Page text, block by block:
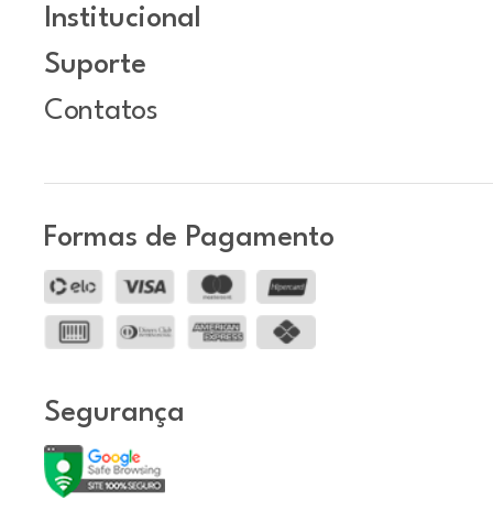
Institucional
Suporte
Contatos
Formas de Pagamento
Segurança